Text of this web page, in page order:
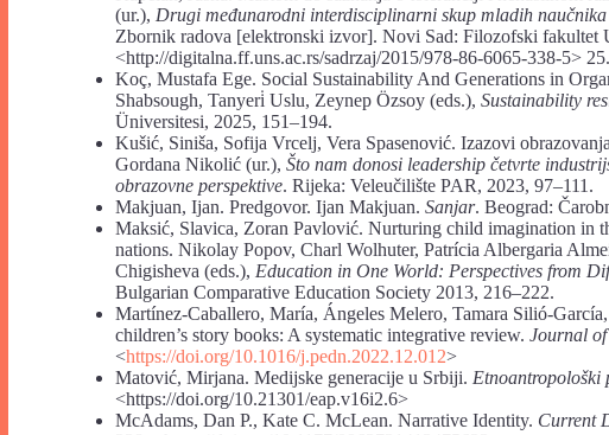
(ur.), Drugi međunarodni interdisciplinarni skup mladih
Zbornik radova [elektronski izvor]. Novi Sad: Filozofski fakultet
<http://digitalna.ff.uns.ac.rs/sadrzaj/2015/978-86-6065-338-5>
Koç, Mustafa Ege. Social Sustainability And Generations in
Shabsough, Tanyeri̇ Uslu, Zeynep Özsoy (eds.), Sustainability
Üniversitesi, 2025, 151–194.
Kušić, Siniša, Sofija Vrcelj, Vera Spasenović. Izazovi
Gordana Nikolić (ur.), Što nam donosi leadership četvrte
obrazovne perspektive. Rijeka: Veleučilište PAR, 2023, 97–111.
Makjuan, Ijan. Predgovor. Ijan Makjuan. Sanjar. Beograd:
Maksić, Slavica, Zoran Pavlović. Nurturing child imagination in
nations. Nikolay Popov, Charl Wolhuter, Patrícia Albergaria
Chigisheva (eds.), Education in One World: Perspectives from
Bulgarian Comparative Education Society 2013, 216–222.
Martínez‑Caballero, María, Ángeles Melero, Tamara
children’s story books: A systematic integrative review. Journal
<https://doi.org/10.1016/j.pedn.2022.12.012>
Matović, Mirjana. Medijske generacije u Srbiji. Etnoantropološki
<https://doi.org/10.21301/eap.v16i2.6>
McAdams, Dan P., Kate C. McLean. Narrative Identity. Current